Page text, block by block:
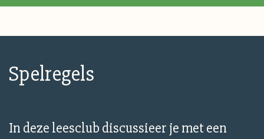
Spelregels
In deze leesclub discussieer je met een